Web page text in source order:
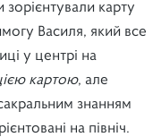
карту
Василя, який все
у центрі на
картою, але
знанням
на північ.